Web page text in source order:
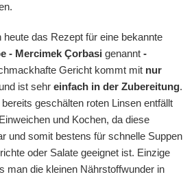
das Rezept für eine bekannte
- Mercimek Çorbasi genannt -
Gericht kommt mit nur
ist sehr einfach in der Zubereitung.
geschälten roten Linsen entfällt
und Kochen, da diese
und somit bestens für schnelle Suppen
oder Salate geeignet ist. Einzige
man die kleinen Nährstoffwunder in